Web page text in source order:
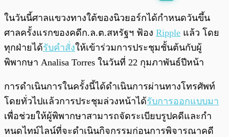
พร้อมเล่น / 0:00
ในวันนี้ศาลแขวงทางใต้ของนิวยอร์กได้กำหนดวันขึ้น
ศาลครั้งแรกของคดีก.ล.ต.สหรัฐฯ ฟ้อง Ripple แล้ว โดย
ทุกฝ่ายได้รับคำสั่งให้เข้าร่วมการประชุมชั้นต้นกับผู้
พิพากษา Analisa Torres ในวันที่ 22 กุมภาพันธ์ปีหน้า
การดำเนินการในครั้งนี้ได้ดำเนินการผ่านทางโทรศัพท์
โดยทั่วไปแล้วการประชุมล่วงหน้าได้รับการออกแบบมา
เพื่อช่วยให้ผู้พิพากษาสามารถจัดระเบียบรูปคดีและกำ
หนดไทม์ไลน์ที่จะดำเนินกิจกรรมก่อนการพิจารณาคดี